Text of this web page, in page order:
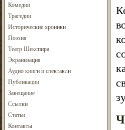
Комедии
Трагедии
Исторические хроники
Поэзия
Театр Шекспира
Экранизация
Аудио книги и спектакли
Публикации
Завещание
Ссылки
Статьи
Контакты